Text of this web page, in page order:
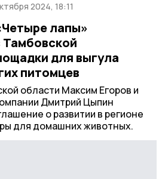
2024, 18:11
лапы»
Тамбовской
для выгула
питомцев
области Максим Егоров и
Дмитрий Цыпин
о развитии в регионе
для домашних животных.